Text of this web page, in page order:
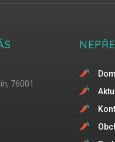
76001